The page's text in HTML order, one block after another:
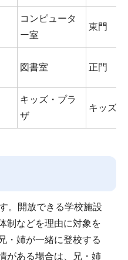
コンピュータ
ー室
東門
図書室 正門
キッズ・プラ
ザ
キッズ門
。開放できる学校施設
制などを理由に対象を
・姉が一緒に登校する
がある場合は、兄・姉